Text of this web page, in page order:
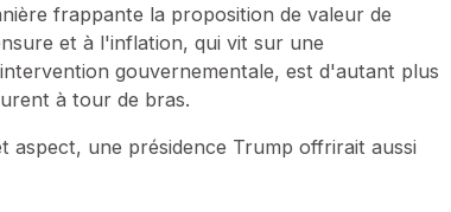
frappante la proposition de valeur de
et à l'inflation, qui vit sur une
gouvernementale, est d'autant plus
à tour de bras.
aspect, une présidence Trump offrirait aussi